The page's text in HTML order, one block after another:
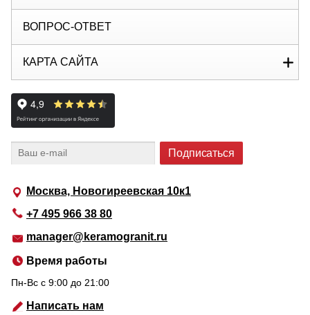
Москва, Новогиреевская 10к1
+7 495 966 38 80
manager@keramogranit.ru
Время работы
Пн-Вс c 9:00 до 21:00
Написать нам
ВОПРОС-ОТВЕТ
КАРТА САЙТА